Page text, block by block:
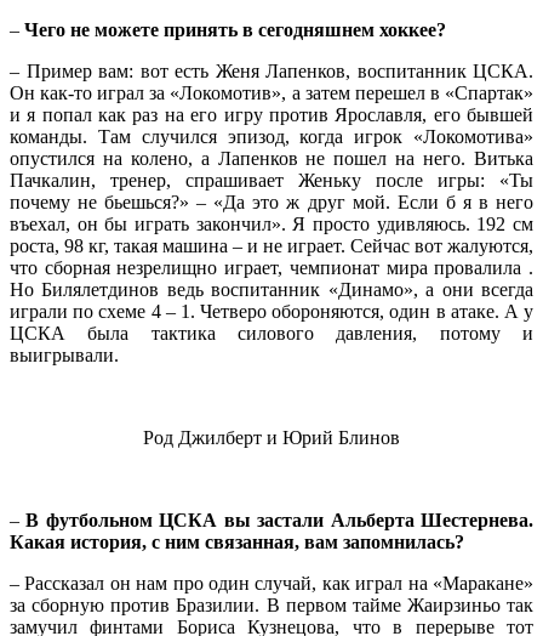
– Чего не можете принять в сегодняшнем хоккее?
– Пример вам: вот есть Женя Лапенков, воспитанник ЦСКА.
Он как-то играл за «Локомотив», а затем перешел в «Спартак»
и я попал как раз на его игру против Ярославля, его бывшей
команды. Там случился эпизод, когда игрок «Локомотива»
опустился на колено, а Лапенков не пошел на него. Витька
Пачкалин, тренер, спрашивает Женьку после игры: «Ты
почему не бьешься?» – «Да это ж друг мой. Если б я в него
въехал, он бы играть закончил». Я просто удивляюсь. 192 см
роста, 98 кг, такая машина – и не играет. Сейчас вот жалуются,
что сборная незрелищно играет, чемпионат мира провалила .
Но Билялетдинов ведь воспитанник «Динамо», а они всегда
играли по схеме 4 – 1. Четверо обороняются, один в атаке. А у
ЦСКА была тактика силового давления, потому и
выигрывали.
Род Джилберт и Юрий Блинов
–В футбольном ЦСКА вы застали Альберта Шестернева.
Какая история, с ним связанная, вам запомнилась?
– Рассказал он нам про один случай, как играл на «Маракане»
за сборную против Бразилии. В первом тайме Жаирзиньо так
замучил финтами Бориса Кузнецова, что в перерыве тот